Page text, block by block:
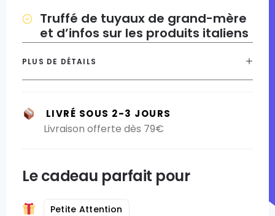
Truffé de tuyaux de grand-mère
et d’infos sur les produits italiens
PLUS DE DÉTAILS
LIVRÉ SOUS 2-3 JOURS
Livraison offerte dès 79€
Le cadeau parfait pour
Petite Attention